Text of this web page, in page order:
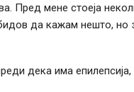
Пред мене стоеја
да кажам нешто, но
дека има